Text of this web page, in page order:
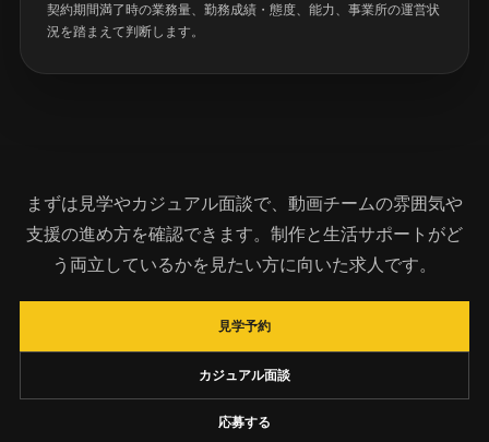
契約期間満了時の業務量、勤務成績・態度、能力、事業所の運営状
況を踏まえて判断します。
まずは見学やカジュアル面談で、動画チームの雰囲気や
支援の進め方を確認できます。制作と生活サポートがど
う両立しているかを見たい方に向いた求人です。
見学予約
カジュアル面談
応募する